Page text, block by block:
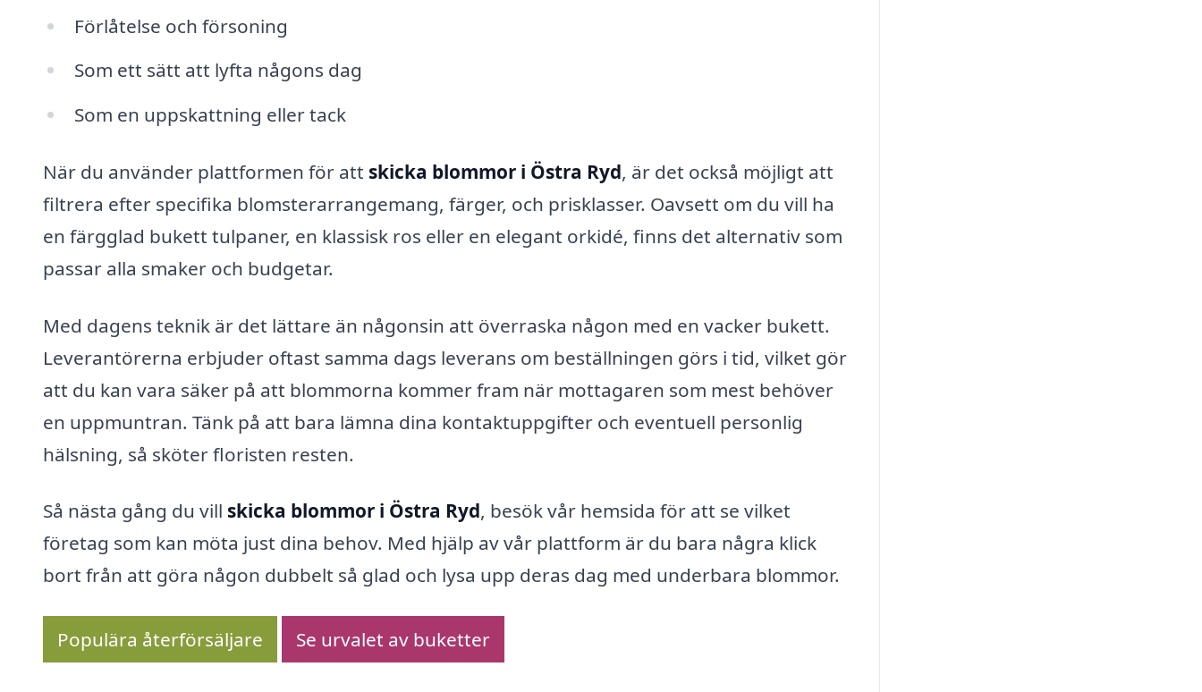
Förlåtelse och försoning
Som ett sätt att lyfta någons dag
Som en uppskattning eller tack
När du använder plattformen för att skicka blommor i Östra Ryd, är det också möjligt att
filtrera efter specifika blomsterarrangemang, färger, och prisklasser. Oavsett om du vill ha
en färgglad bukett tulpaner, en klassisk ros eller en elegant orkidé, finns det alternativ som
passar alla smaker och budgetar.
Med dagens teknik är det lättare än någonsin att överraska någon med en vacker bukett.
Leverantörerna erbjuder oftast samma dags leverans om beställningen görs i tid, vilket gör
att du kan vara säker på att blommorna kommer fram när mottagaren som mest behöver
en uppmuntran. Tänk på att bara lämna dina kontaktuppgifter och eventuell personlig
hälsning, så sköter floristen resten.
Så nästa gång du vill skicka blommor i Östra Ryd, besök vår hemsida för att se vilket
företag som kan möta just dina behov. Med hjälp av vår plattform är du bara några klick
bort från att göra någon dubbelt så glad och lysa upp deras dag med underbara blommor.
Populära återförsäljare Se urvalet av buketter